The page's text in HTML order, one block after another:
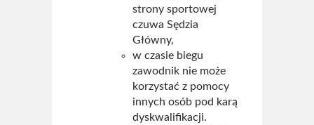
strony sportowej
czuwa Sędzia
Główny,
w czasie biegu
zawodnik nie może
korzystać z pomocy
innych osób pod karą
dyskwalifikacji.